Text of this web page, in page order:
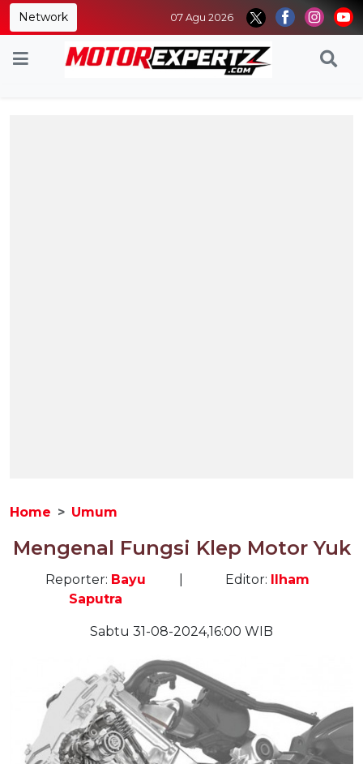
Network 07 Agu 2026
Home Umum
Mengenal Fungsi Klep Motor Yuk
Reporter: Bayu
Saputra
Editor: Ilham
Sabtu 31-08-2024,16:00 WIB